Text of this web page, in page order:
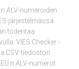
ALV-numeroiden
järjestelmässä
todentaa
VIES Checker -
CSV-tiedoston
ALV-numerot